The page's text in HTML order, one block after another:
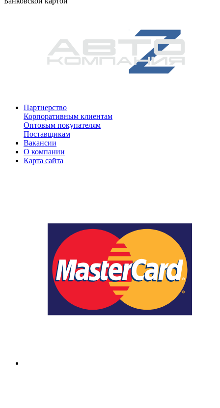
Партнерство
Корпоративным клиентам
Оптовым покупателям
Поставщикам
Вакансии
О компании
Карта сайта